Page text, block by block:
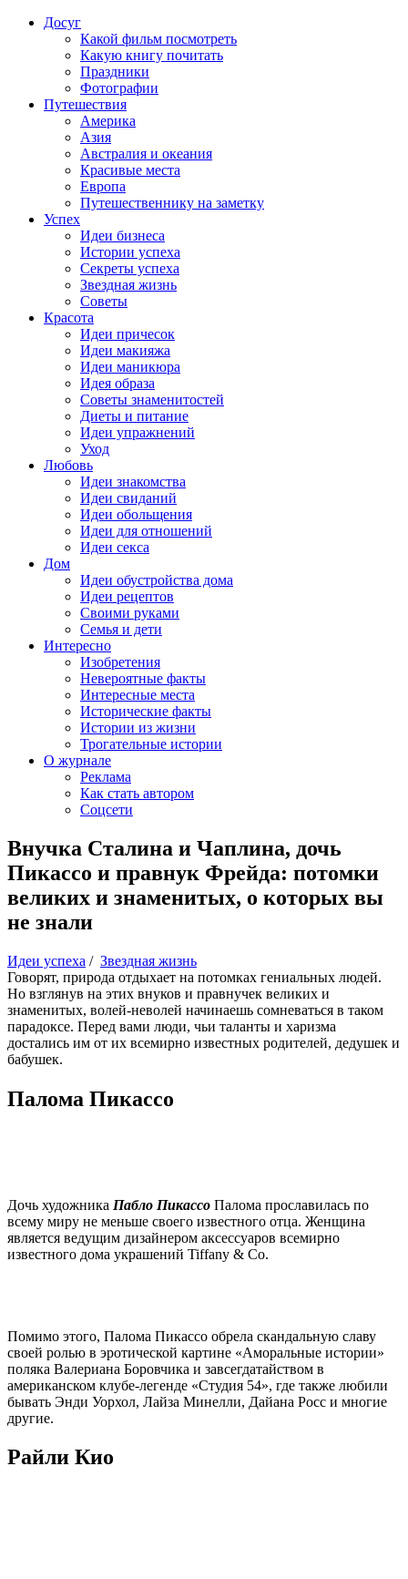
Досуг
Какой фильм посмотреть
Какую книгу почитать
Праздники
Фотографии
Путешествия
Америка
Азия
Австралия и океания
Красивые места
Европа
Путешественнику на заметку
Успех
Идеи бизнеса
Истории успеха
Секреты успеха
Звездная жизнь
Советы
Красота
Идеи причесок
Идеи макияжа
Идеи маникюра
Идея образа
Советы знаменитостей
Диеты и питание
Идеи упражнений
Уход
Любовь
Идеи знакомства
Идеи свиданий
Идеи обольщения
Идеи для отношений
Идеи секса
Дом
Идеи обустройства дома
Идеи рецептов
Своими руками
Семья и дети
Интересно
Изобретения
Невероятные факты
Интересные места
Исторические факты
Истории из жизни
Трогательные истории
О журнале
Реклама
Как стать автором
Соцсети
Внучка Сталина и Чаплина, дочь
Пикассо и правнук Фрейда: потомки
великих и знаменитых, о которых вы
не знали
Идеи успеха / Звездная жизнь
Говорят, природа отдыхает на потомках гениальных людей.
Но взглянув на этих внуков и правнучек великих и
знаменитых, волей-неволей начинаешь сомневаться в таком
парадоксе. Перед вами люди, чьи таланты и харизма
достались им от их всемирно известных родителей, дедушек и
бабушек.
Палома Пикассо
Дочь художника Пабло Пикассо Палома прославилась по
всему миру не меньше своего известного отца. Женщина
является ведущим дизайнером аксессуаров всемирно
известного дома украшений Tiffany & Co.
Помимо этого, Палома Пикассо обрела скандальную славу
своей ролью в эротической картине «Аморальные истории»
поляка Валериана Боровчика и завсегдатайством в
американском клубе-легенде «Студия 54», где также любили
бывать Энди Уорхол, Лайза Минелли, Дайана Росс и многие
другие.
Райли Кио